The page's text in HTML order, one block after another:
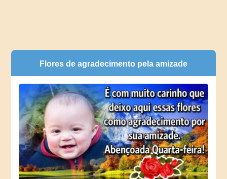
Flores de agradecimento pela amizade